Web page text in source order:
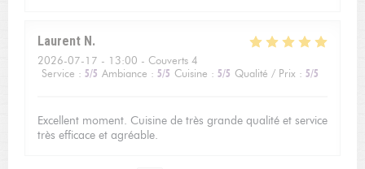
Laurent N
2026-07-17 - 13:00 - Couverts 4
Service : 5/5 Ambiance : 5/5 Cuisine : 5/5 Qualité / Prix : 5/5
Excellent moment. Cuisine de très grande qualité et service
très efficace et agréable.